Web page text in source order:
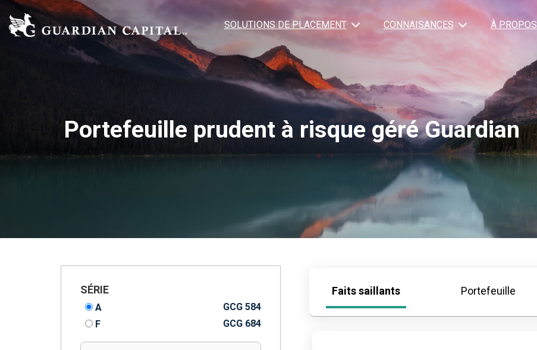
SOLUTIONS DE PLACEMENT CONNAISANCES À PROPOS
Portefeuille prudent à risque géré Guardian
SÉRIE
A
GCG 584
F
GCG 684
Faits saillants Portefeuille